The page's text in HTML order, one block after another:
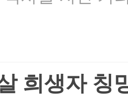
희생자 칭